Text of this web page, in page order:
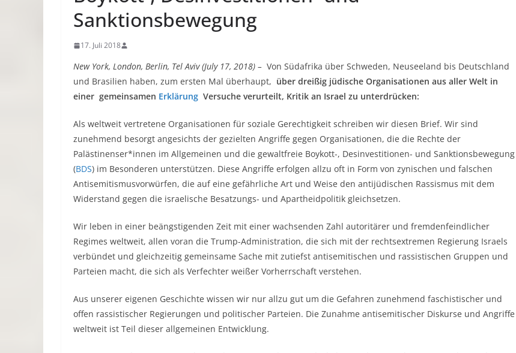
Sanktionsbewegung
17. Juli 2018
New York, London, Berlin, Tel Aviv (July 17, 2018) – Von Südafrika über Schweden, Neuseeland bis Deutschland
und Brasilien haben, zum ersten Mal überhaupt, über dreißig jüdische Organisationen aus aller Welt in
einer gemeinsamen Erklärung Versuche verurteilt, Kritik an Israel zu unterdrücken:
Als weltweit vertretene Organisationen für soziale Gerechtigkeit schreiben wir diesen Brief. Wir sind
zunehmend besorgt angesichts der gezielten Angriffe gegen Organisationen, die die Rechte der
Palästinenser*innen im Allgemeinen und die gewaltfreie Boykott-, Desinvestitionen- und Sanktionsbewegung
(BDS) im Besonderen unterstützen. Diese Angriffe erfolgen allzu oft in Form von zynischen und falschen
Antisemitismusvorwürfen, die auf eine gefährliche Art und Weise den antijüdischen Rassismus mit dem
Widerstand gegen die israelische Besatzungs- und Apartheidpolitik gleichsetzen.
Wir leben in einer beängstigenden Zeit mit einer wachsenden Zahl autoritärer und fremdenfeindlicher
Regimes weltweit, allen voran die Trump-Administration, die sich mit der rechtsextremen Regierung Israels
verbündet und gleichzeitig gemeinsame Sache mit zutiefst antisemitischen und rassistischen Gruppen und
Parteien macht, die sich als Verfechter weißer Vorherrschaft verstehen.
Aus unserer eigenen Geschichte wissen wir nur allzu gut um die Gefahren zunehmend faschistischer und
offen rassistischer Regierungen und politischer Parteien. Die Zunahme antisemitischer Diskurse und Angriffe
weltweit ist Teil dieser allgemeinen Entwicklung.